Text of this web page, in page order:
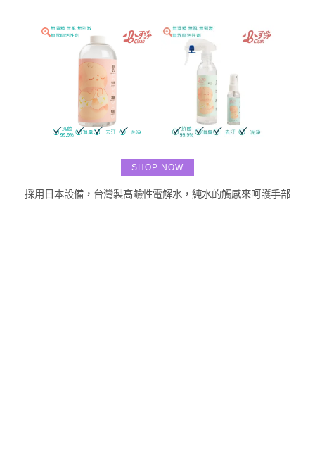
SHOP NOW
採用日本設備，台灣製高鹼性電解水，純水的觸感來呵護手部